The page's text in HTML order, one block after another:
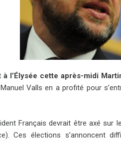
l’Élysée cette après-midi
Valls en a profité pour
Français devrait être axé sur
Ces élections s’annoncent